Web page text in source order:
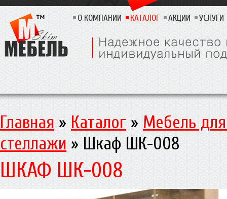
О КОМПАНИИ КАТАЛОГ АКЦИИ УСЛУГИ
Главная » Каталог » Мебель
стеллажи » Шкаф ШК-008
ШКАФ ШК-008